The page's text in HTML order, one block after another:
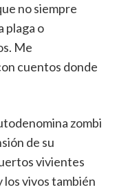
no siempre
plaga o
Me
cuentos donde
zombi
de su
vivientes
los vivos también